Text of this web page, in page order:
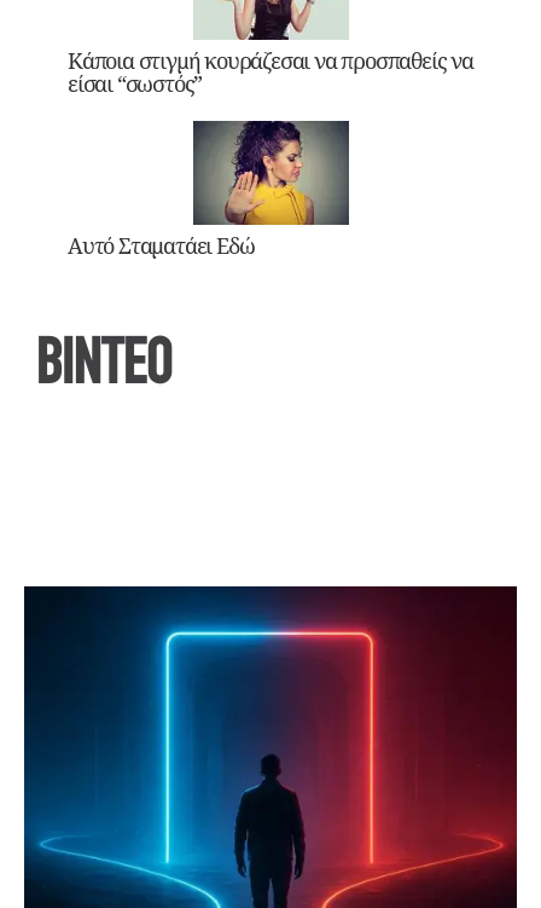
Κάποια στιγμή κουράζεσαι να προσπαθείς να
είσαι “σωστός”
Αυτό Σταματάει Εδώ
ΒΙΝΤΕΟ